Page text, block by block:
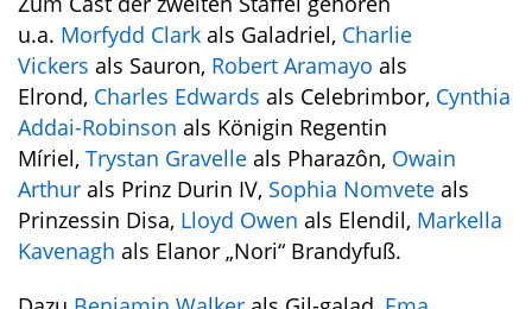
u.a. Morfydd Clark als Galadriel, Charlie
Vickers als Sauron, Robert Aramayo als
Elrond, Charles Edwards als Celebrimbor, Cynthia
Addai-Robinson als Königin Regentin
Míriel, Trystan Gravelle als Pharazôn, Owain
Arthur als Prinz Durin IV, Sophia Nomvete als
Prinzessin Disa, Lloyd Owen als Elendil, Markella
Kavenagh als Elanor „Nori“ Brandyfuß.